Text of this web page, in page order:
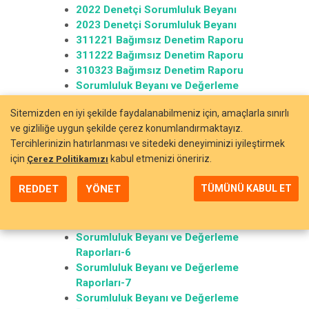
2022 Denetçi Sorumluluk Beyanı
2023 Denetçi Sorumluluk Beyanı
311221 Bağımsız Denetim Raporu
311222 Bağımsız Denetim Raporu
310323 Bağımsız Denetim Raporu
Sorumluluk Beyanı ve Değerleme
Sorumluluk Beyanı ve Değerleme
Raporları-2
Sorumluluk Beyanı ve Değerleme
Raporları-3
Sorumluluk Beyanı ve Değerleme
Raporları-4
Sorumluluk Beyanı ve Değerleme
Raporları-6
Sorumluluk Beyanı ve Değerleme
Raporları-7
Sorumluluk Beyanı ve Değerleme
Sitemizden en iyi şekilde faydalanabilmeniz için, amaçlarla sınırlı
ve gizliliğe uygun şekilde çerez konumlandırmaktayız.
Tercihlerinizin hatırlanması ve sitedeki deneyiminizi iyileştirmek
için Çerez Politikamızı kabul etmenizi öneririz.
REDDET YÖNET TÜMÜNÜ KABUL ET